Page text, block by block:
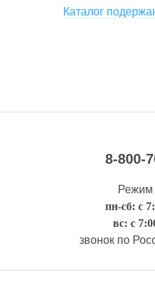
Каталог
8-800-
Режим
пн-сб: с
вс: с
звонок по